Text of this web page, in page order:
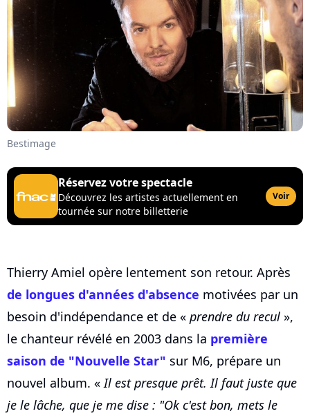
Bestimage
Réservez votre spectacle
Découvrez les artistes actuellement en
tournée sur notre billetterie
Voir
Thierry Amiel opère lentement son retour. Après
de longues d'années d'absence motivées par un
besoin d'indépendance et de « prendre du recul »,
le chanteur révélé en 2003 dans la première
saison de "Nouvelle Star" sur M6, prépare un
nouvel album. «Il est presque prêt. Il faut juste que
je le lâche, que je me dise : "Ok c'est bon, mets le